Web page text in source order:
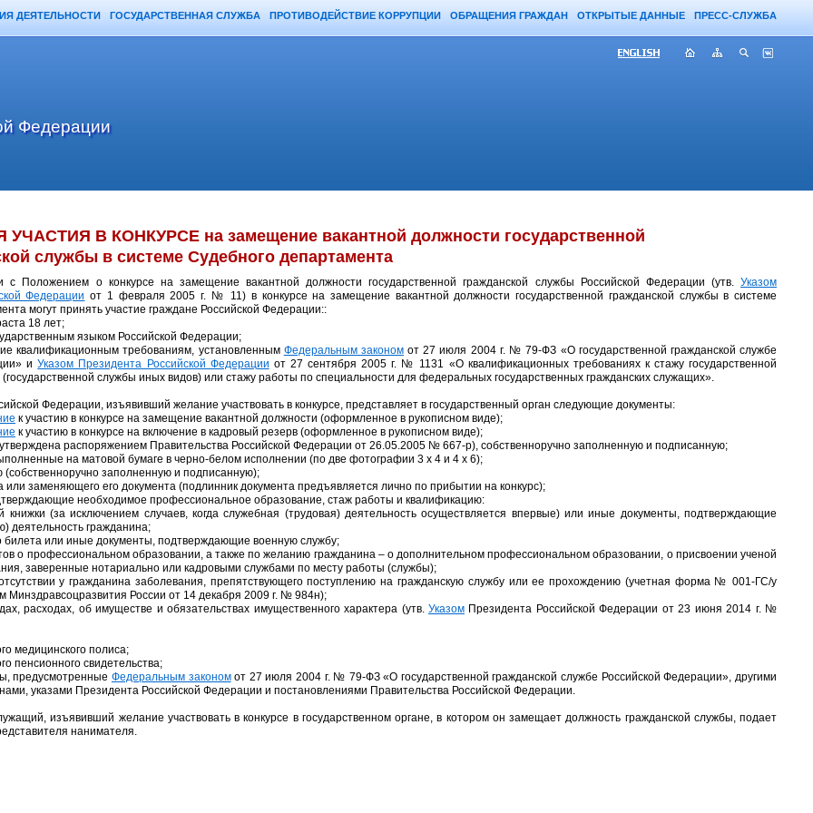
ДЕЯТЕЛЬНОСТИ ГОСУДАРСТВЕННАЯ СЛУЖБА ПРОТИВОДЕЙСТВИЕ КОРРУПЦИИ ОБРАЩЕНИЯ ГРАЖДАН ОТКРЫТЫЕ ДАННЫЕ ПРЕСС-СЛУЖБА
В КОНКУРСЕ на замещение вакантной должности государственной
службы в системе Судебного департамента
с Положением о конкурсе на замещение вакантной должности государственной гражданской службы Российской Федерации (утв. Указом
Федерации от 1 февраля 2005 г. № 11) в конкурсе на замещение вакантной должности государственной гражданской службы в системе
могут принять участие граждане Российской Федерации::
18 лет;
языком Российской Федерации;
квалификационным требованиям, установленным Федеральным закономот 27 июля 2004 г. № 79-ФЗ «О государственной гражданской службе
иУказом Президента Российской Федерации от 27 сентября 2005 г. № 1131 «О квалификационных требованиях к стажу государственной
службы иных видов) или стажу работы по специальности для федеральных государственных гражданских служащих».
Федерации, изъявивший желание участвовать в конкурсе, представляет в государственный орган следующие документы:
к участию в конкурсе на замещение вакантной должности (оформленное в рукописном виде);
к участию в конкурсе на включение в кадровый резерв (оформленное в рукописном виде);
распоряжением Правительства Российской Федерации от 26.05.2005 № 667-р), собственноручно заполненную и подписанную;
на матовой бумаге в черно-белом исполнении (по две фотографии 3 х 4 и 4 х 6);
(собственноручно заполненную и подписанную);
или заменяющего его документа (подлинник документа предъявляется лично по прибытии на конкурс);
необходимое профессиональное образование, стаж работы и квалификацию:
книжки (за исключением случаев, когда служебная (трудовая) деятельность осуществляется впервые) или иные документы, подтверждающие
деятельность гражданина;
билета или иные документы, подтверждающие военную службу;
о профессиональном образовании, а также по желанию гражданина – о дополнительном профессиональном образовании, о присвоении ученой
заверенные нотариально или кадровыми службами по месту работы (службы);
у гражданина заболевания, препятствующего поступлению на гражданскую службу или ее прохождению (учетная форма № 001-ГС/у
Минздравсоцразвития России от 14 декабря 2009 г. № 984н);
расходах, об имуществе и обязательствах имущественного характера (утв. УказомПрезидента Российской Федерации от 23 июня 2014 г. №
медицинского полиса;
пенсионного свидетельства;
предусмотренные Федеральным закономот 27 июля 2004 г. № 79-ФЗ«О государственной гражданской службе Российской Федерации», другими
указами Президента Российской Федерации и постановлениями Правительства Российской Федерации.
изъявивший желание участвовать в конкурсе в государственном органе, в котором он замещает должность гражданской службы, подает
нанимателя.
Федерации